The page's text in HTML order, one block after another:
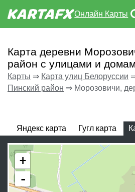
Онлайн Карты
Карта деревни
район с улицами и
Карты ⇒ Карта улиц Белоруссии
Пинский район ⇒ Морозовичи,
Яндекс карта Гугл карта
+
-